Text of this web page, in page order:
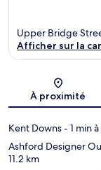
Upper Bridge
Afficher sur la
À proximité
Kent Downs- 1 min
Ashford Designer
11.2 km